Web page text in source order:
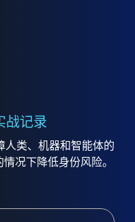
战记录
人类、机器和智能体的
况下降低身份风险。